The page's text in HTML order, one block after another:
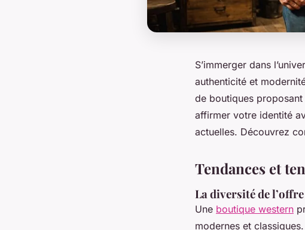
S’immerger dans
authenticité et
de boutiques
affirmer votre identité
actuelles. Découvrez
Tendances et
La diversité de l’offre
Une boutique western
modernes et